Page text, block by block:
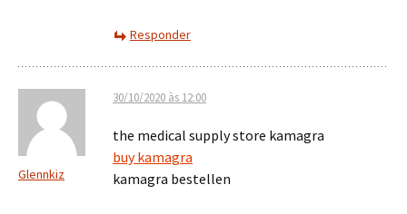
Responder
Glennkiz
30/10/2020 às 12:00
the medical supply store kamagra
buy kamagra
kamagra bestellen